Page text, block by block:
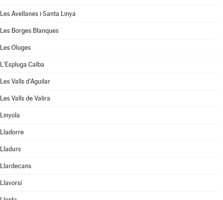
Les Avellanes i Santa Linya
Les Borges Blanques
Les Oluges
L'Espluga Calba
Les Valls d'Aguilar
Les Valls de Valira
Linyola
Lladorre
Lladurs
Llardecans
Llavorsí